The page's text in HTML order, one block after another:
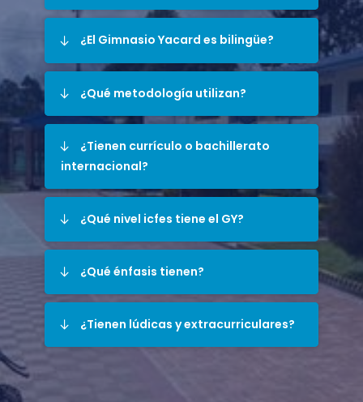
¿El Gimnasio Yacard es bilingüe?
¿Qué metodología utilizan?
¿Tienen currículo o bachillerato
internacional?
¿Qué nivel icfes tiene el GY?
¿Qué énfasis tienen?
¿Tienen lúdicas y extracurriculares?